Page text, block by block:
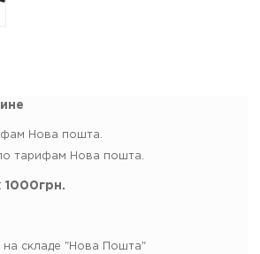
Нова пошта.
тарифам Нова пошта.
1000грн.
складе "Нова Пошта"